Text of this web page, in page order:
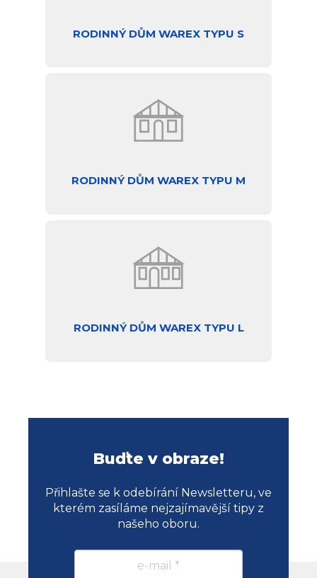
RODINNÝ DŮM WAREX TYPU S
RODINNÝ DŮM WAREX TYPU M
RODINNÝ DŮM WAREX TYPU L
Buďte v obraze!
Přihlašte se k odebírání Newsletteru, ve
kterém zasíláme nejzajímavější tipy z
našeho oboru.